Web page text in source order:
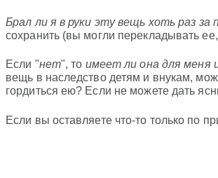
Брал ли я в руки эту вещь хоть раз за
сохранить (вы могли перекладывать
Если "нет", то имеет ли она для меня
вещь в наследство детям и внукам,
гордиться ею? Если не можете дать
Если вы оставляете что-то только по